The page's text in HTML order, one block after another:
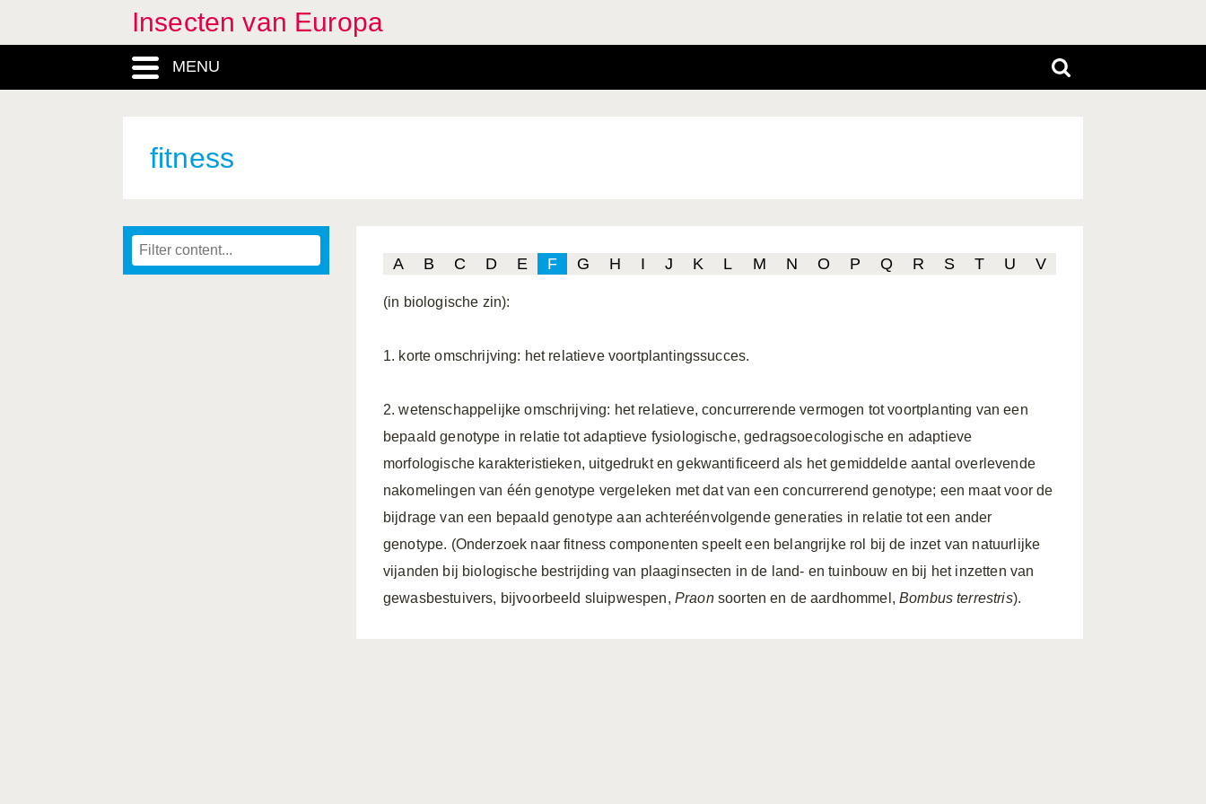
Insecten van Europa
MENU
fitness
A B C D E F G H I J K L M N O P Q R S T U V
(in biologische zin):
1. korte omschrijving: het relatieve voortplantingssucces.
2. wetenschappelijke omschrijving: het relatieve, concurrerende vermogen tot voortplanting van een
bepaald genotype in relatie tot adaptieve fysiologische, gedragsoecologische en adaptieve
morfologische karakteristieken, uitgedrukt en gekwantificeerd als het gemiddelde aantal overlevende
nakomelingen van één genotype vergeleken met dat van een concurrerend genotype; een maat voor de
bijdrage van een bepaald genotype aan achteréénvolgende generaties in relatie tot een ander
genotype. (Onderzoek naar fitness componenten speelt een belangrijke rol bij de inzet van natuurlijke
vijanden bij biologische bestrijding van plaaginsecten in de land- en tuinbouw en bij het inzetten van
gewasbestuivers, bijvoorbeeld sluipwespen, Praonsoorten en de aardhommel,Bombus terrestris).